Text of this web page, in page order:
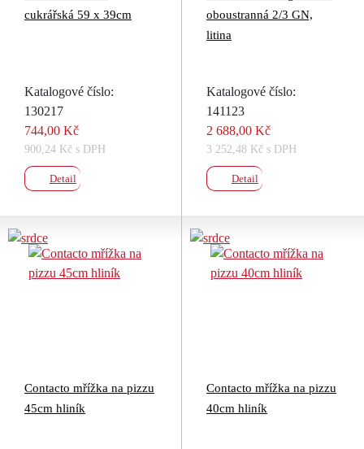
cukrářská 59 x 39cm
Katalogové číslo:
130217
744,00 Kč
900,24 Kč s DPH
Detail
oboustranná 2/3 GN,
litina
Katalogové číslo:
141123
2 688,00 Kč
3 252,48 Kč s DPH
Detail
Contacto mřížka na pizzu
45cm hliník
Contacto mřížka na pizzu
40cm hliník